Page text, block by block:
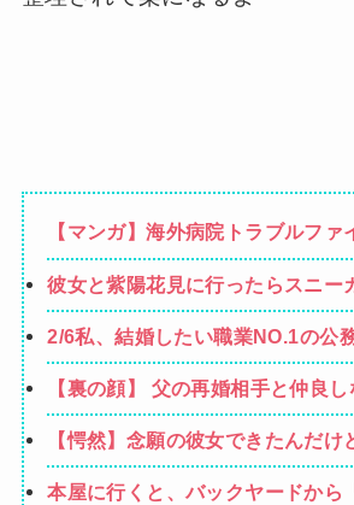
【マンガ】海外病院トラブルファ
彼女と紫陽花見に行ったらスニー
てた。普通かわいいぺたんこ靴と
コーヒーや手作り菓子も持って
2/6私、結婚したい職業NO.1の公
ど、嫁が子供連れて家出した。全
かないけど強いてあげるとすれば
れない。嫁のせいでアトピー悪化
【裏の顔】 父の再婚相手と仲良
私の帰宅に気付かない再婚相手「
のに大学費用出さなきゃいけな
だったら先に亡くなるのに笑」私
【愕然】念願の彼女できたんだけ
とんでもない素性が見えてきた・
本屋に行くと、バックヤードから